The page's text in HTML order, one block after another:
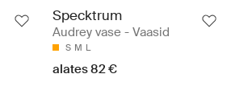
Specktrum
Audrey vase - Vaasid
S M L
alates 82 €